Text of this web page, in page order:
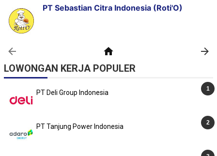
LOWONGAN KERJA POPULER
PT Deli Group Indonesia
PT Tanjung Power Indonesia